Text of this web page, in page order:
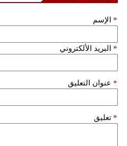
الإسم *
البريد الألكتروني *
عنوان التعليق *
تعليق *